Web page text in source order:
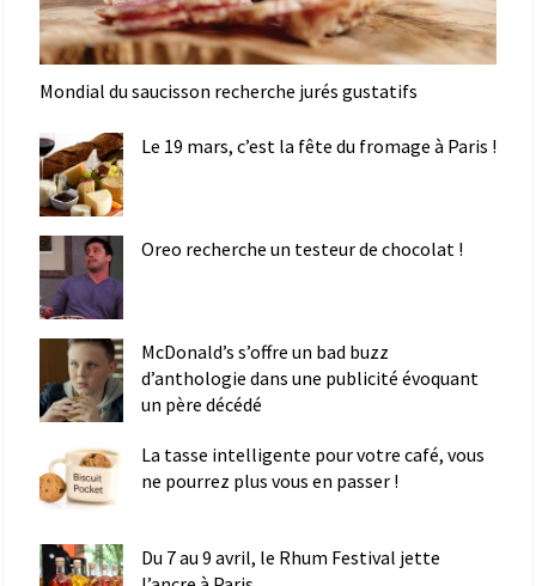
Mondial du saucisson recherche jurés gustatifs
Le 19 mars, c’est la fête du fromage à Paris !
Oreo recherche un testeur de chocolat !
McDonald’s s’offre un bad buzz
d’anthologie dans une publicité évoquant
un père décédé
La tasse intelligente pour votre café, vous
ne pourrez plus vous en passer !
Du 7 au 9 avril, le Rhum Festival jette